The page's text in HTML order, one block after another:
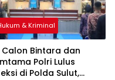
& Kriminal
Calon Bintara dan
Polri Lulus
di Polda Sulut,